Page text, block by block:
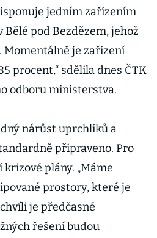
jedním zařízením
pod Bezdězem, jehož
Momentálně je zařízení
procent,“ sdělila dnes ČTK
odboru ministerstva.
nárůst uprchlíků a
připraveno. Pro
plány. „Máme
prostory, které je
je předčasné
řešení budou